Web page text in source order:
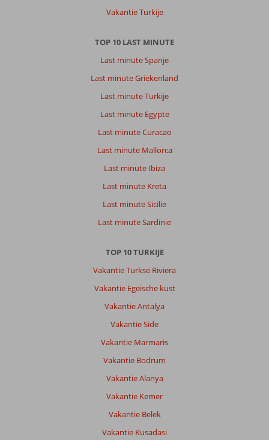
Vakantie Turkije
TOP 10 LAST MINUTE
Last minute Spanje
Last minute Griekenland
Last minute Turkije
Last minute Egypte
Last minute Curacao
Last minute Mallorca
Last minute Ibiza
Last minute Kreta
Last minute Sicilie
Last minute Sardinie
TOP 10 TURKIJE
Vakantie Turkse Riviera
Vakantie Egeische kust
Vakantie Antalya
Vakantie Side
Vakantie Marmaris
Vakantie Bodrum
Vakantie Alanya
Vakantie Kemer
Vakantie Belek
Vakantie Kusadasi